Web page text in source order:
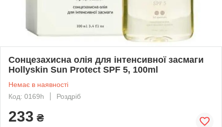
Сонцезахисна олія для інтенсивної засмаги
Hollyskin Sun Protect SPF 5, 100ml
Немає в наявності
Код: 0169h
Роздріб
233 ₴